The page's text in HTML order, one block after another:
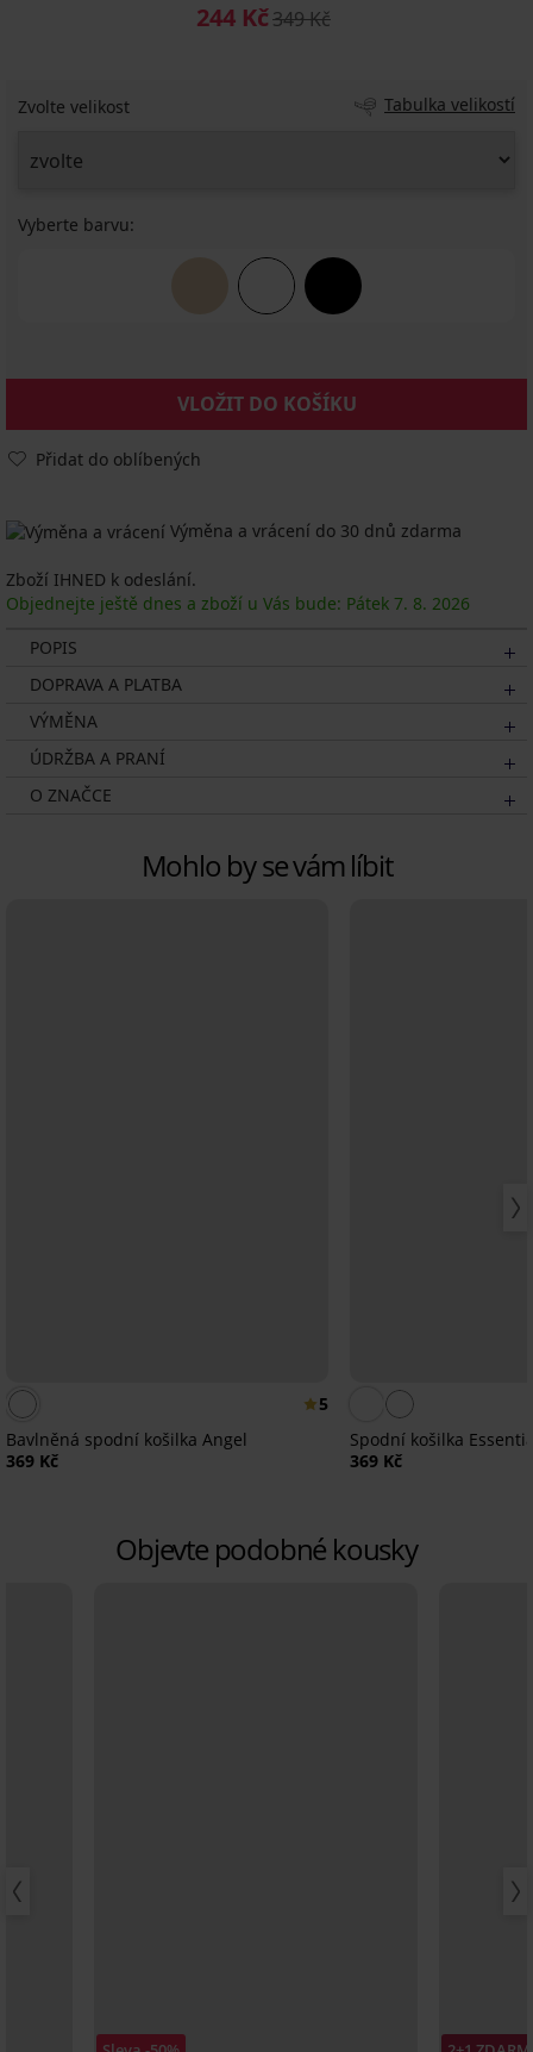
244 Kč349 Kč
Zvolte velikost Tabulka velikostí
Vyberte barvu:
VLOŽIT DO KOŠÍKU
Přidat do oblíbených
Výměna a vrácení do 30 dnů zdarma
Zboží IHNED k odeslání.
Objednejte ještě dnes a zboží u Vás bude: Pátek 7. 8. 2026
POPIS
DOPRAVA A PLATBA
VÝMĚNA
ÚDRŽBA A PRANÍ
O ZNAČCE
Mohlo by se vám líbit
5
Bavlněná spodní košilka Angel
369 Kč
Spodní košilka
369 Kč
Objevte podobné kousky